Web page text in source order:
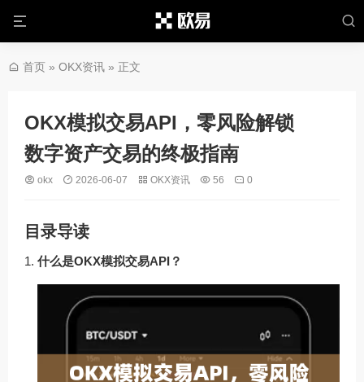
首页 » OKX资讯 » 正文
OKX模拟交易API，零风险解锁
数字资产交易的终极指南
okx 2026-06-07 OKX资讯 56 0
目录导读
什么是OKX模拟交易API？